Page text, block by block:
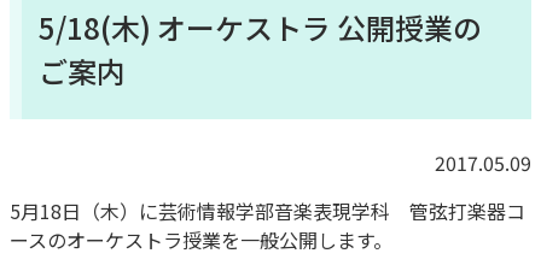
5/18(木) オーケストラ 公開授業の
ご案内
2017.05.09
5月18日（木）に芸術情報学部音楽表現学科 管弦打楽器コ
ースのオーケストラ授業を一般公開します。